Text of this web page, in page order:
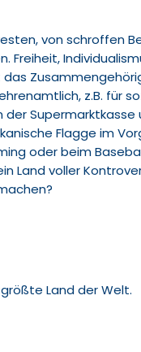
von schroffen
Freiheit,
z.B. für
Supermarktkasse
Flagge im
oder beim
Land voller
Land der Welt.